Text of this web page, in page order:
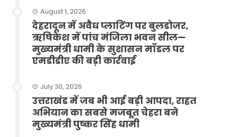
August 1, 2026
देहरादून में अवैध प्लाटिंग पर बुलडोजर,
ऋषिकेश में पांच मंजिला भवन सील—
मुख्यमंत्री धामी के सुशासन मॉडल पर
एमडीडीए की बड़ी कार्रवाई
July 30, 2026
उत्तराखंड में जब भी आई बड़ी आपदा, राहत
अभियान का सबसे मजबूत चेहरा बने
मुख्यमंत्री पुष्कर सिंह धामी